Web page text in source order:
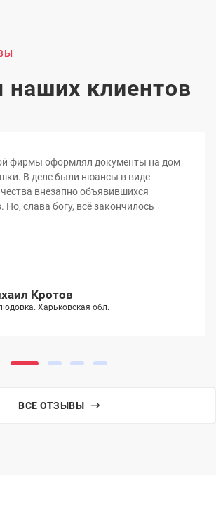
клиентов
фирмы оформлял документы на дом
В деле были нюансы в виде
внезапно объявившихся
Но, слава богу, всё закончилось
Кротов
Харьковская обл.
ВСЕ ОТЗЫВЫ